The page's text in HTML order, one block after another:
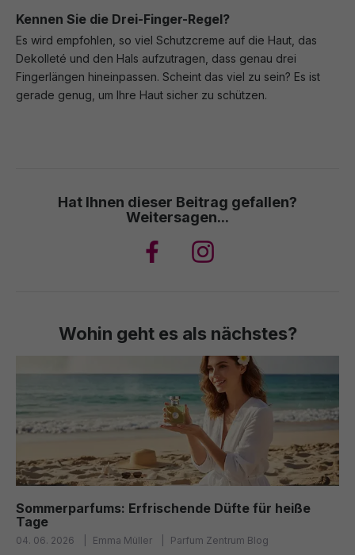
Kennen Sie die Drei-Finger-Regel?
Es wird empfohlen, so viel Schutzcreme auf die Haut, das
Dekolleté und den Hals aufzutragen, dass genau drei
Fingerlängen hineinpassen. Scheint das viel zu sein? Es ist
gerade genug, um Ihre Haut sicher zu schützen.
Hat Ihnen dieser Beitrag gefallen?
Weitersagen...
Wohin geht es als nächstes?
Sommerparfums: Erfrischende Düfte für heiße
Tage
04. 06. 2026 Emma Müller Parfum Zentrum Blog